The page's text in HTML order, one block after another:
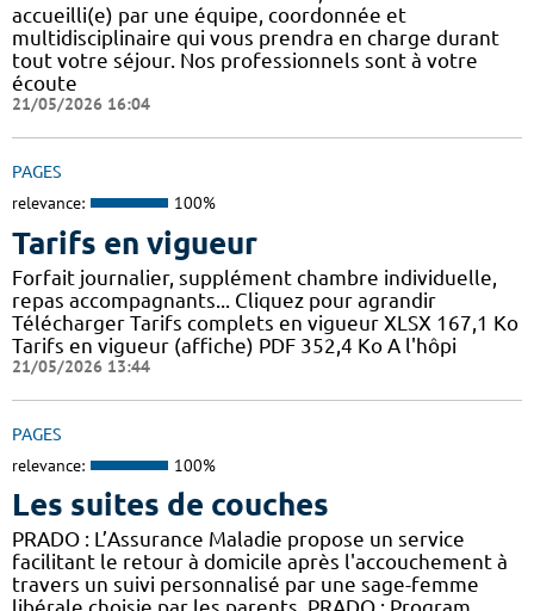
accueilli(e) par une équipe, coordonnée et
multidisciplinaire qui vous prendra en charge durant
tout votre séjour. Nos professionnels sont à votre
écoute
21/05/2026 16:04
PAGES
relevance: 100%
Tarifs en vigueur
Forfait journalier, supplément chambre individuelle,
repas accompagnants... Cliquez pour agrandir
Télécharger Tarifs complets en vigueur XLSX 167,1 Ko
Tarifs en vigueur (affiche) PDF 352,4 Ko A l'hôpi
21/05/2026 13:44
PAGES
relevance: 100%
Les suites de couches
PRADO : L’Assurance Maladie propose un service
facilitant le retour à domicile après l'accouchement à
travers un suivi personnalisé par une sage-femme